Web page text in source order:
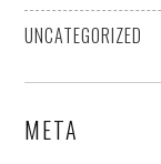
UNCATEGORIZED
META